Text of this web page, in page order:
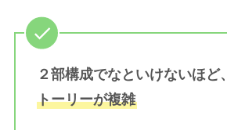
２部構成でなといけないほど、
トーリーが複雑